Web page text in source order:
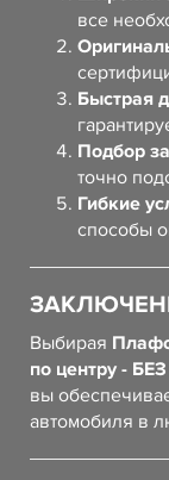
все
Быстрая
Подбор
точно
Гибкие
способы
Выбирая
по центру -
вы
автомобиля в